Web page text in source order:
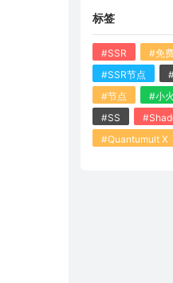
标签
#SSR #免
#SSR节点
#节点
#小
#SS
#Quantumult X